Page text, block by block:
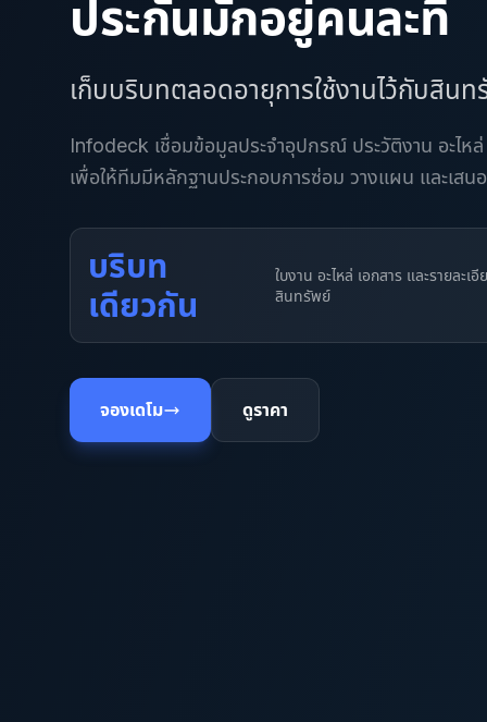
ประกันมักอยู่คนละที่
เก็บบริบทตลอดอายุการใช้งานไว้กับสิน
Infodeck เชื่อมข้อมูลประจำอุปกรณ์ ประวัติงาน อะไหล่
เพื่อให้ทีมมีหลักฐานประกอบการซ่อม วางแผน และเส
บริบท
เดียวกัน
ใบงาน อะไหล่ เอกสาร และรายละเ
สินทรัพย์
จองเดโม ดูราคา